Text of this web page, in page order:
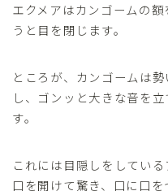
エクメアはカンゴームの
うと目を閉じます。
ところが、カンゴームは
し、ゴンッと大きな音を
す。
これには目隠しをしてい
口を開けて驚き、口に口